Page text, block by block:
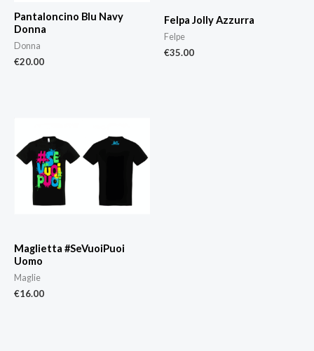
Pantaloncino Blu Navy
Donna
Donna
€20.00
Felpa Jolly Azzurra
Felpe
€35.00
Maglietta #SeVuoiPuoi
Uomo
Maglie
€16.00